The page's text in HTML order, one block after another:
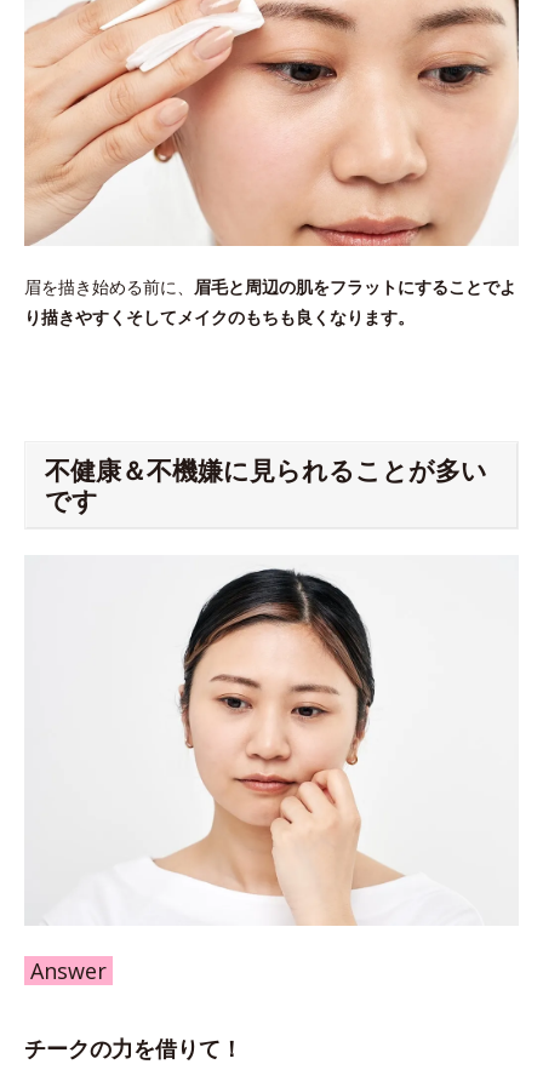
眉を描き始める前に、 眉毛と周辺の肌をフラットにすることでよ
り描きやすくそしてメイクのもちも良くなります。
不健康＆不機嫌に見られることが多い
です
Answer
チークの力を借りて！